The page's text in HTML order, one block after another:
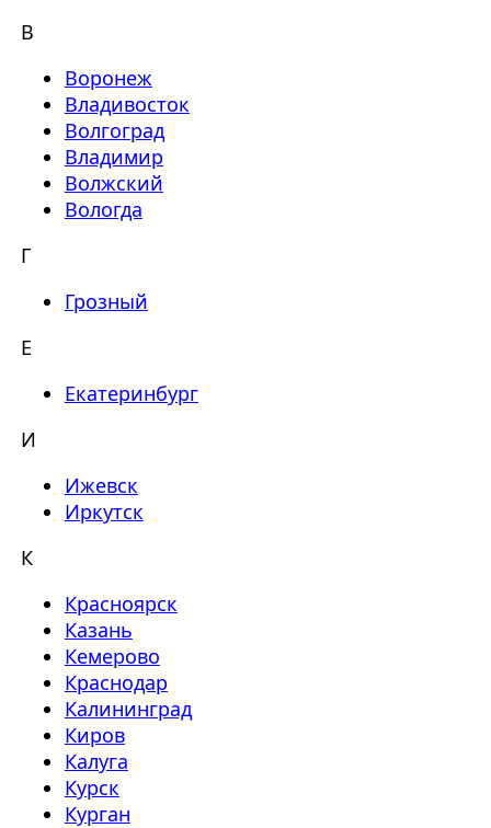
В
Воронеж
Владивосток
Волгоград
Владимир
Волжский
Вологда
Г
Грозный
Е
Екатеринбург
И
Ижевск
Иркутск
К
Красноярск
Казань
Кемерово
Краснодар
Калининград
Киров
Калуга
Курск
Курган